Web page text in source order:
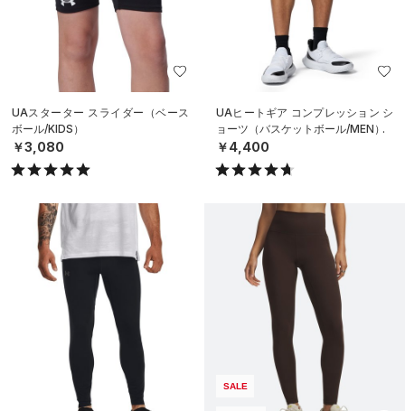
UAスターター スライダー（ベース
ボール/KIDS）
￥3,080
UAヒートギア コンプレッション シ
ョーツ（バスケットボール/MEN）
￥4,400
SALE